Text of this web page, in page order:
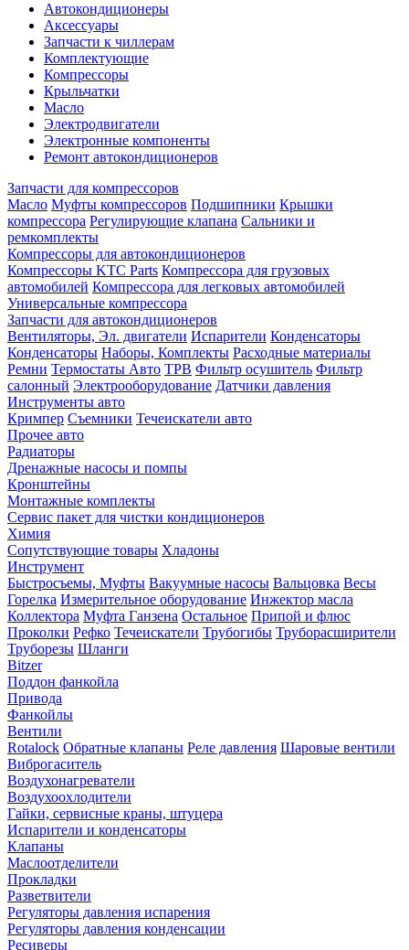
Автокондиционеры
Аксессуары
Запчасти к чиллерам
Комплектующие
Компрессоры
Крыльчатки
Масло
Электродвигатели
Электронные компоненты
Ремонт автокондиционеров
Запчасти для компрессоров
Масло Муфты компрессоров Подшипники Крышки
компрессора Регулирующие клапана Сальники и
ремкомплекты
Компрессоры для автокондиционеров
Компрессоры KTC Parts Компрессора для грузовых
автомобилей Компрессора для легковых автомобилей
Универсальные компрессора
Запчасти для автокондиционеров
Вентиляторы, Эл. двигатели Испарители Конденсаторы
Конденсаторы Наборы, Комплекты Расходные материалы
Ремни Термостаты Авто ТРВ Фильтр осушитель Фильтр
салонный Электрооборудование Датчики давления
Инструменты авто
Кримпер Съемники Течеискатели авто
Прочее авто
Радиаторы
Дренажные насосы и помпы
Кронштейны
Монтажные комплекты
Сервис пакет для чистки кондиционеров
Химия
Сопутствующие товары Хладоны
Инструмент
Быстросъемы, Муфты Вакуумные насосы Вальцовка Весы
Горелка Измерительное оборудование Инжектор масла
Коллектора Муфта Ганзена Остальное Припой и флюс
Проколки Рефко Течеискатели Трубогибы Труборасширители
Труборезы Шланги
Bitzer
Поддон фанкойла
Привода
Фанкойлы
Вентили
Rotalock Обратные клапаны Реле давления Шаровые вентили
Виброгаситель
Воздухонагреватели
Воздухоохлодители
Гайки, сервисные краны, штуцера
Испарители и конденсаторы
Клапаны
Маслоотделители
Прокладки
Разветвители
Регуляторы давления испарения
Регуляторы давления конденсации
Ресиверы